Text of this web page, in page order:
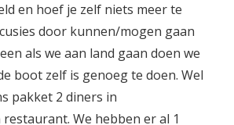
en hoef je zelf niets meer te
door kunnen/mogen gaan
als we aan land gaan doen we
boot zelf is genoeg te doen. Wel
pakket 2 diners in
We hebben er al 1